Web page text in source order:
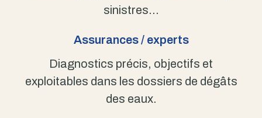
sinistres…
Assurances / experts
Diagnostics précis, objectifs et
exploitables dans les dossiers de dégâts
des eaux.